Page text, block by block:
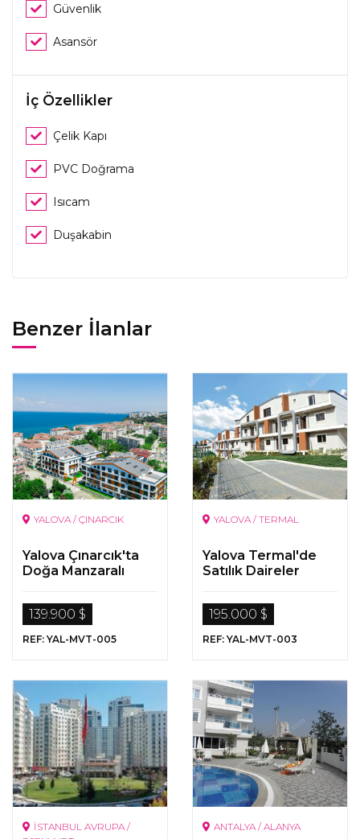
Güvenlik
Asansör
İç Özellikler
Çelik Kapı
PVC Doğrama
Isıcam
Duşakabin
Benzer İlanlar
YALOVA / ÇINARCIK
Yalova Çınarcık'ta
Doğa Manzaralı
139.900 $
REF: YAL-MVT-005
YALOVA / TERMAL
Yalova Termal'de
Satılık Daireler
195.000 $
REF: YAL-MVT-003
İSTANBUL AVRUPA /
ANTALYA / ALANYA